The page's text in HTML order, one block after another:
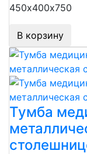
450х400х750
В корзину
Тумба